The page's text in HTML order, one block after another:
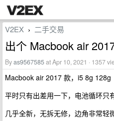
V2EX › 二手交易
出个 Macbook air
Byas9567585at Apr 10, 2021 · 1357
Macbook air 2017 款，i5 8g 128g
平时只有出差用一下，电池循环只
几乎全新，无拆无修，边角非常轻